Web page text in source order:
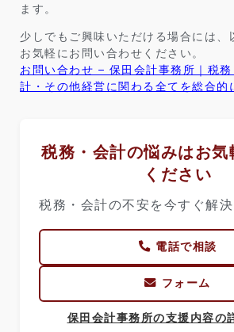
ます。
少しでもご興味いただける場合には、
お気軽にお問い合わせください。
お問い合わせ – 保田会計事務所｜税
計・その他経営に関わる全てを総合的
税務・会計の悩みはお気
ください
税務・会計の不安を今すぐ解決
電話で相談
フォーム
保田会計事務所の支援内容の